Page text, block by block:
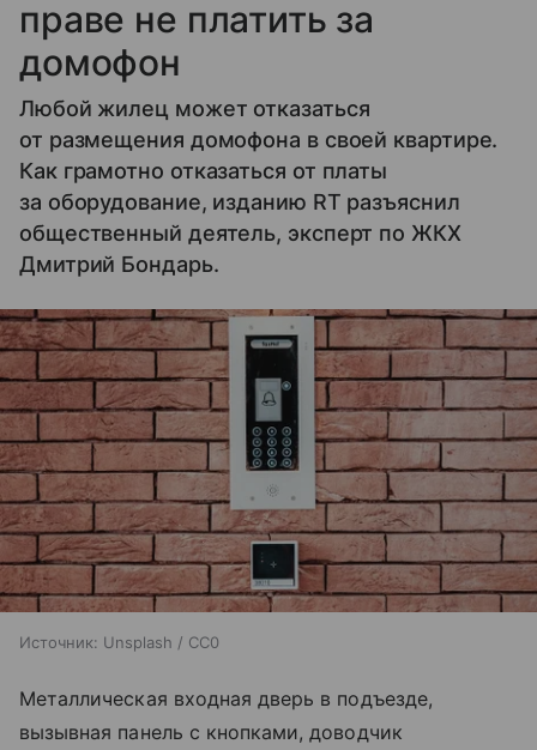
праве не платить за
домофон
Любой жилец может отказаться
от размещения домофона в своей квартире.
Как грамотно отказаться от платы
за оборудование, изданию RT разъяснил
общественный деятель, эксперт по ЖКХ
Дмитрий Бондарь.
Источник: Unsplash / CC0
Металлическая входная дверь в подъезде,
вызывная панель с кнопками, доводчик